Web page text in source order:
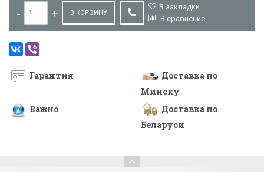
В КОРЗИНУ
В закладки
В сравнение
Гарантия
Доставка по
Минску
Важно
Доставка по
Беларуси